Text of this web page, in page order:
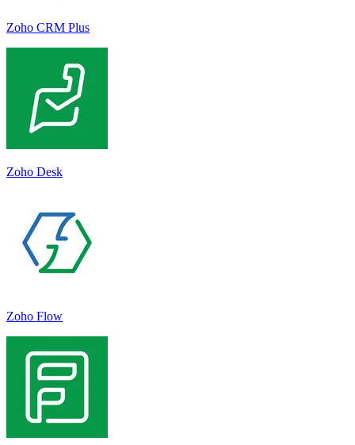
Zoho CRM Plus
Zoho Desk
Zoho Flow